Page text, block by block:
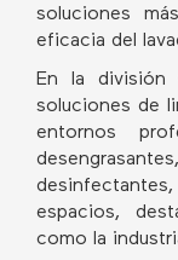
soluciones
eficacia del
En la división
soluciones de
entornos
desinfectantes,
espacios,
como la